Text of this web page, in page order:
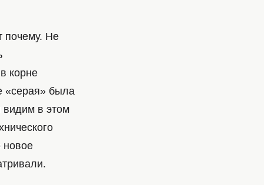
почему. Не
корне
«серая» была
видим в этом
новое